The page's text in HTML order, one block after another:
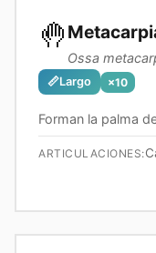
🤚
Ossa
📏Largo ×10
Forman la palma
ARTICULACIONES: